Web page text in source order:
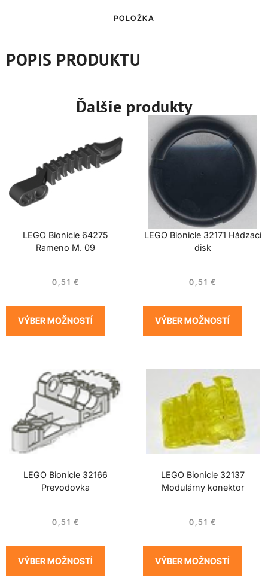
POLOŽKA
POPIS PRODUKTU
Ďalšie produkty
LEGO Bionicle 64275
Rameno M. 09
0,51 €
VÝBER MOŽNOSTÍ
LEGO Bionicle 32171 Hádzací
disk
0,51 €
VÝBER MOŽNOSTÍ
LEGO Bionicle 32166
Prevodovka
0,51 €
VÝBER MOŽNOSTÍ
LEGO Bionicle 32137
Modulárny konektor
0,51 €
VÝBER MOŽNOSTÍ